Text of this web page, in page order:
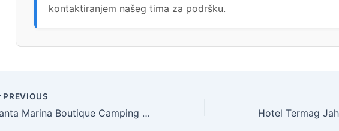
kontaktiranjem našeg tima za podršku.
PREVIOUS
Santa Marina Boutique Camping – Premium glamping, Poreč, Istra, Hrvatska – 120 EUR – 3x noćenje u premium glamping šatoru s 2 spavaće sobe za do 5 osoba (4 odrasle osobe i 1 dijete do 11,99 godina), Posteljina i ručnici – Akcija